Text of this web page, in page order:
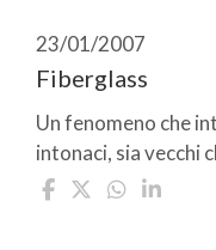
23/01/2007
Fiberglass
Un fenomeno che
intonaci, sia vecchi